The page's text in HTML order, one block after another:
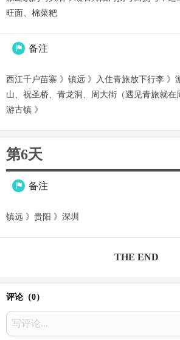
旺面、棉菜粑
 备注
西江千户苗寨 》镇远 》入住青旅放下行李 》
山、祝圣桥、青龙洞、周大街（遇见青旅就在
游古镇 》
第6天
 备注
镇远 》贵阳 》深圳
THE END
评论（0）
写评论...